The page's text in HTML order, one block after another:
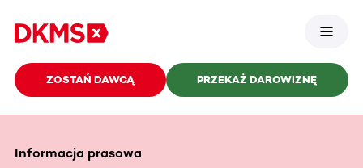
ZOSTAŃ DAWCĄ PRZEKAŻ DAROWIZNĘ
Informacja prasowa